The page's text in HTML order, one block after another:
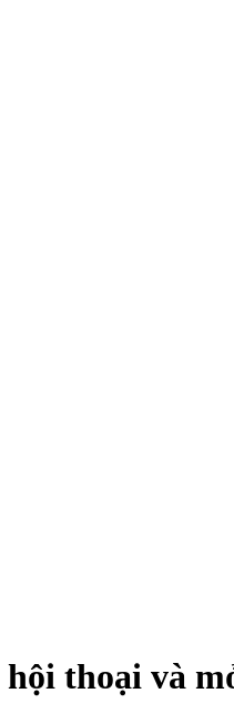
thoại và